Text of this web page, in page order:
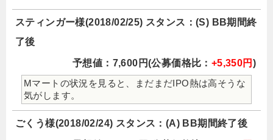
スティンガー様(2018/02/25) スタンス：(S) BB期間終
了後
予想値：7,600円(公募価格比： +5,350円 )
Mマートの状況を見ると、まだまだIPO熱は高そうな
気がします。
ごくう様(2018/02/24) スタンス：(A) BB期間終了後